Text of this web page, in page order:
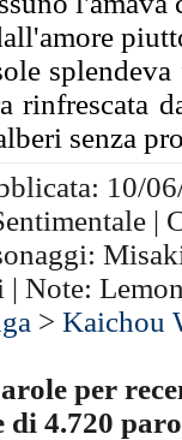
splendeva
rinfrescata
senza
10/
|
Note:
>Kaichou
per
di 4.720